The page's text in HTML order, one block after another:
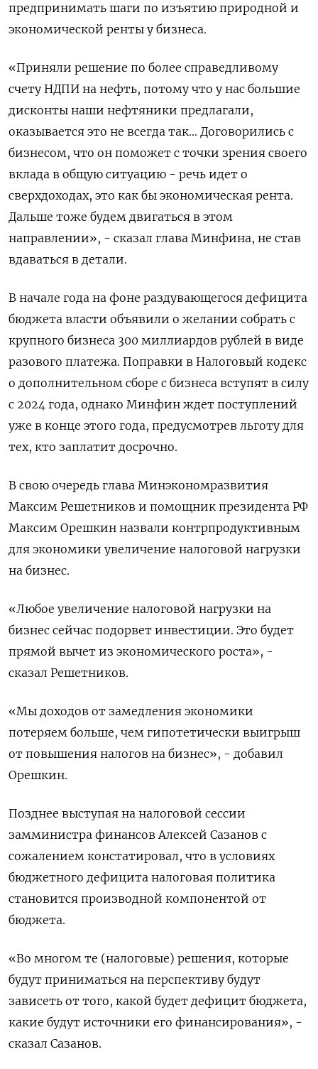
предпринимать шаги по изъятию природной и
экономической ренты у бизнеса.
«Приняли решение по более справедливому
счету НДПИ на нефть, потому что у нас большие
дисконты наши нефтяники предлагали,
оказывается это не всегда так... Договорились с
бизнесом, что он поможет с точки зрения своего
вклада в общую ситуацию - речь идет о
сверхдоходах, это как бы экономическая рента.
Дальше тоже будем двигаться в этом
направлении», - сказал глава Минфина, не став
вдаваться в детали.
В начале года на фоне раздувающегося дефицита
бюджета власти объявили о желании собрать с
крупного бизнеса 300 миллиардов рублей в виде
разового платежа. Поправки в Налоговый кодекс
о дополнительном сборе с бизнеса вступят в силу
с 2024 года, однако Минфин ждет поступлений
уже в конце этого года, предусмотрев льготу для
тех, кто заплатит досрочно.
В свою очередь глава Минэкономразвития
Максим Решетников и помощник президента РФ
Максим Орешкин назвали контрпродуктивным
для экономики увеличение налоговой нагрузки
на бизнес.
«Любое увеличение налоговой нагрузки на
бизнес сейчас подорвет инвестиции. Это будет
прямой вычет из экономического роста», -
сказал Решетников.
«Мы доходов от замедления экономики
потеряем больше, чем гипотетически выигрыш
от повышения налогов на бизнес», - добавил
Орешкин.
Позднее выступая на налоговой сессии
замминистра финансов Алексей Сазанов с
сожалением констатировал, что в условиях
бюджетного дефицита налоговая политика
становится производной компонентой от
бюджета.
«Во многом те (налоговые) решения, которые
будут приниматься на перспективу будут
зависеть от того, какой будет дефицит бюджета,
какие будут источники его финансирования», -
сказал Сазанов.